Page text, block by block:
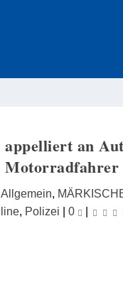
appelliert an
Motorradfahrer
Allgemein,
, Polizei | 0 |